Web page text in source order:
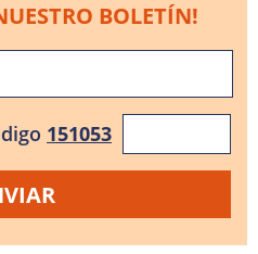
BOLETÍN!
151053